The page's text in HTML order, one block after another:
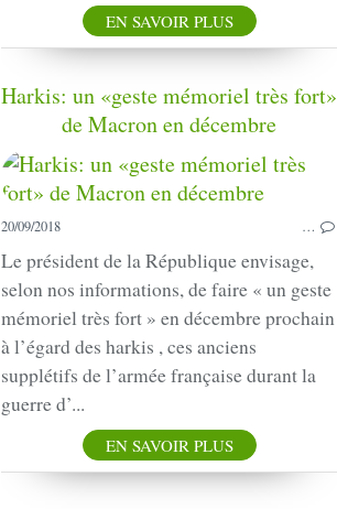
EN SAVOIR PLUS
Harkis: un «geste mémoriel très fort»
de Macron en décembre
20/09/2018 …
Le président de la République envisage,
selon nos informations, de faire « un geste
mémoriel très fort » en décembre prochain
à l’égard des harkis , ces anciens
supplétifs de l’armée française durant la
guerre d’...
EN SAVOIR PLUS